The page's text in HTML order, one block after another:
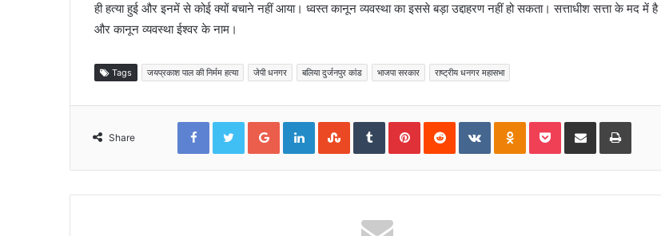
ही हत्या हुई और इनमें से कोई क्यों बचाने नहीं आया। ध्वस्त कानून व्यवस्था का इससे बड़ा उद्दाहरण नहीं हो सकता। सत्ताधीश सत्ता के मद में है
और कानून व्यवस्था ईश्वर के नाम।
Tags जयप्रकाश पाल की निर्मम हत्या जेपी धनगर बलिया दुर्जनपुर कांड भाजपा सरकार राष्ट्रीय धनगर महासभा
Share
FacebookTwitterGoogle+LinkedInStumbleUpon
TumblrPinterestReddit VKontakteOdnoklassniki
PocketShare via Email Print